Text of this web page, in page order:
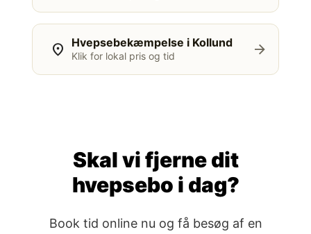
location_on Hvepsebekæmpelse i Kollund
Klik for lokal pris og tid arrow_forward
Skal vi fjerne dit
hvepsebo i dag?
Book tid online nu og få besøg af en